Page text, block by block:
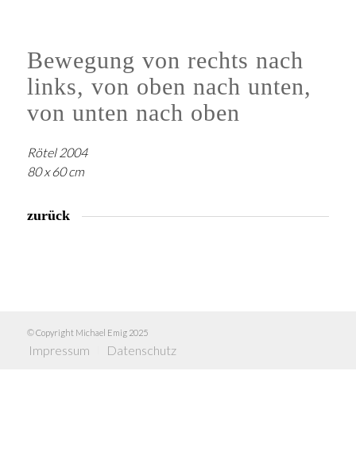
Bewegung von rechts nach
links, von oben nach unten,
von unten nach oben
Rötel 2004
80 x 60 cm
zurück
© Copyright Michael Emig 2025
Impressum Datenschutz